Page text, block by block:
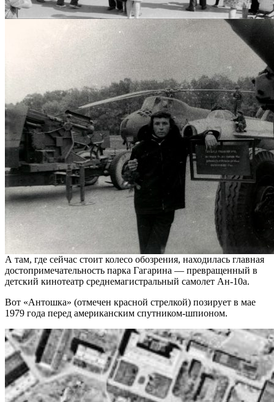
А там, где сейчас стоит колесо обозрения, находилась главная
достопримечательность парка Гагарина — превращенный в
детский кинотеатр среднемагистральный самолет Ан-10а.
Вот «Антошка» (отмечен красной стрелкой) позирует в мае
1979 года перед американским спутником-шпионом.